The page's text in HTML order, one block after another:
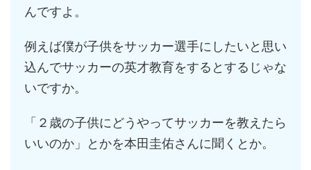
んですよ。
例えば僕が子供をサッカー選手にしたいと思い
込んでサッカーの英才教育をするとするじゃな
いですか。
「２歳の子供にどうやってサッカーを教えたら
いいのか」とかを本田圭佑さんに聞くとか。